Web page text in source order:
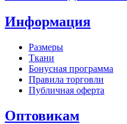
Информация
Размеры
Ткани
Бонусная программа
Правила торговли
Публичная оферта
Оптовикам